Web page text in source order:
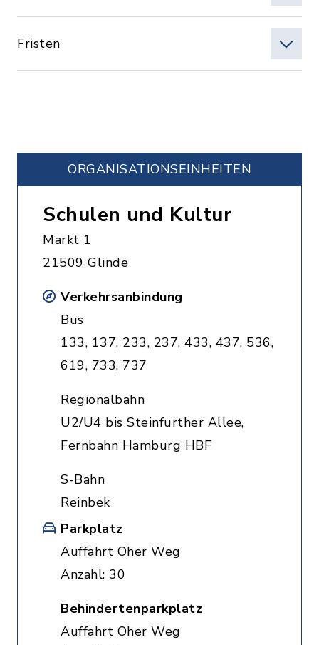
Fristen
ORGANISATIONS­EINHEITEN
Schulen und Kultur
Markt 1
21509 Glinde
Verkehrsanbindung
Bus
133, 137, 233, 237, 433, 437, 536,
619, 733, 737
Regionalbahn
U2/U4 bis Steinfurther Allee,
Fernbahn Hamburg HBF
S-Bahn
Reinbek
Parkplatz
Auffahrt Oher Weg
Anzahl: 30
Behindertenparkplatz
Auffahrt Oher Weg